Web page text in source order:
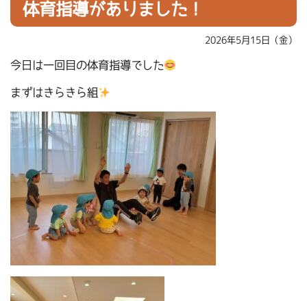
体育指導がありました！
2026年5月15日（金）
今日は一回目の体育指導でした
まずはきらきら組